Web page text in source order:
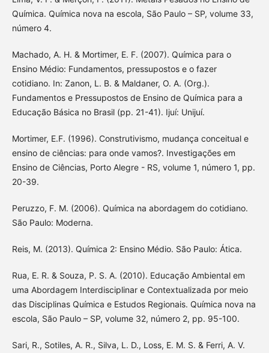
Química. Química nova na escola, São Paulo – SP, volume 33,
número 4.
Machado, A. H. & Mortimer, E. F. (2007). Química para o
Ensino Médio: Fundamentos, pressupostos e o fazer
cotidiano. In: Zanon, L. B. & Maldaner, O. A. (Org.).
Fundamentos e Pressupostos de Ensino de Química para a
Educação Básica no Brasil (pp. 21-41). Ijuí: Unijuí.
Mortimer, E.F. (1996). Construtivismo, mudança conceitual e
ensino de ciências: para onde vamos?. Investigações em
Ensino de Ciências, Porto Alegre - RS, volume 1, número 1, pp.
20-39.
Peruzzo, F. M. (2006). Química na abordagem do cotidiano.
São Paulo: Moderna.
Reis, M. (2013). Química 2: Ensino Médio. São Paulo: Ática.
Rua, E. R. & Souza, P. S. A. (2010). Educação Ambiental em
uma Abordagem Interdisciplinar e Contextualizada por meio
das Disciplinas Química e Estudos Regionais. Química nova na
escola, São Paulo – SP, volume 32, número 2, pp. 95-100.
Sari, R., Sotiles, A. R., Silva, L. D., Loss, E. M. S. & Ferri, A. V.